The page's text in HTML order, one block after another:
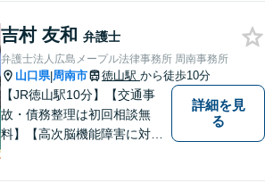
い！
吉村 友和 弁護士
弁護士法人広島メープル法律事務所 周南事務所
山口県|周南市 徳山駅 から徒歩10分
【JR徳山駅10分】【交通事
故・債務整理は初回相談無
料】【高次脳機能障害に対応
詳細を見
る